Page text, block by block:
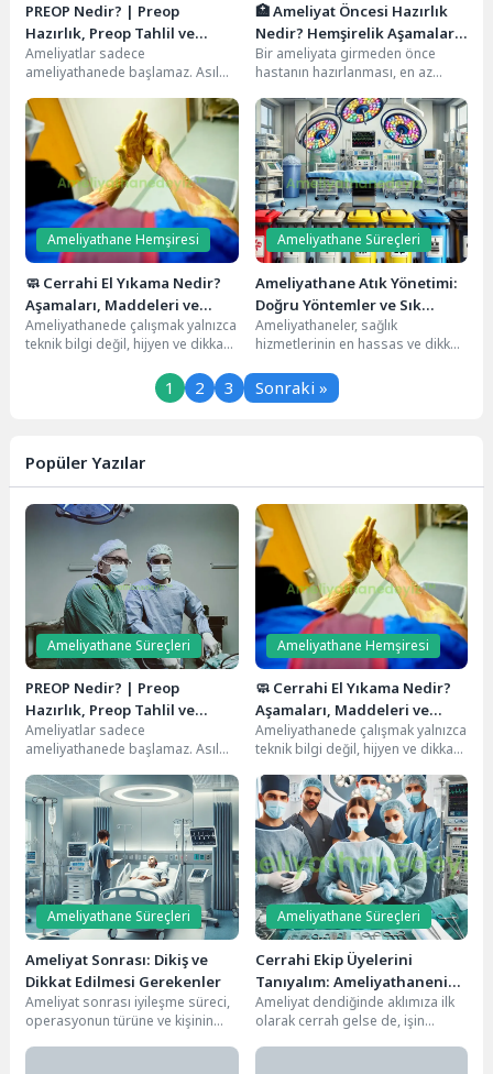
PREOP Nedir? | Preop
Hazırlık, Preop Tahlil ve
Preoperatif Süreç Rehberi
Ameliyatlar sadece
ameliyathanede başlamaz. Asıl
yani preop (preoperatif) dönem
ile başlar....
🏥 Ameliyat Öncesi Hazırlık
Nedir? Hemşirelik Aşamaları
ve Anestezi Öncesi Detaylı
Rehber
Bir ameliyata girmeden önce
hastanın hazırlanması, en az
öneme sahiptir. Ameliyat...
Ameliyathane Hemşiresi
🧼 Cerrahi El Yıkama Nedir?
Aşamaları, Maddeleri ve
Steril El Yıkama Tekniği
Ameliyathanede çalışmak yalnızca
teknik bilgi değil, hijyen ve dikkat
Ameliyathane Süreçleri
Ameliyathane Atık Yönetimi:
Doğru Yöntemler ve Sık
Sorulan Sorular
Ameliyathaneler, sağlık
hizmetlerinin en hassas ve dikkat
burada kullanılan malzemeler ve
ortaya...
1 2 3 Sonraki »
Popüler Yazılar
Ameliyathane Süreçleri
PREOP Nedir? | Preop
Hazırlık, Preop Tahlil ve
Preoperatif Süreç Rehberi
Ameliyatlar sadece
ameliyathanede başlamaz. Asıl
yani preop (preoperatif) dönem
ile başlar....
Ameliyathane Hemşiresi
🧼 Cerrahi El Yıkama Nedir?
Aşamaları, Maddeleri ve
Steril El Yıkama Tekniği
Ameliyathanede çalışmak yalnızca
teknik bilgi değil, hijyen ve dikkat
en...
Ameliyathane Süreçleri
Ameliyat Sonrası: Dikiş ve
Dikkat Edilmesi Gerekenler
Ameliyat sonrası iyileşme süreci,
operasyonun türüne ve kişinin
olarak değişiklik gösterebilir....
Ameliyathane Süreçleri
Cerrahi Ekip Üyelerini
Tanıyalım: Ameliyathanenin
Kahramanları
Ameliyat dendiğinde aklımıza ilk
olarak cerrah gelse de, işin
var!...